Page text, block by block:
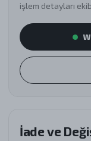
işlem detayları
İade ve